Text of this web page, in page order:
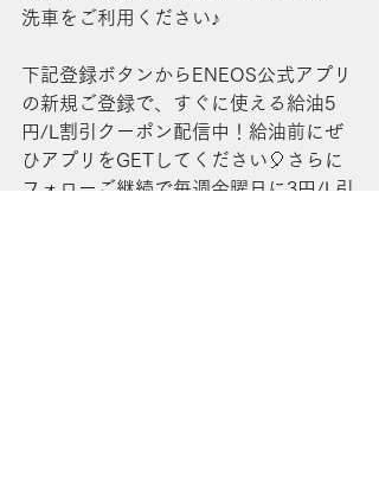
洗車をご利用ください♪
下記登録ボタンからENEOS公式アプリ
の新規ご登録で、すぐに使える給油5
円/L割引クーポン配信中！給油前にぜ
ひアプリをGETしてください🎈さらに
フォローご継続で毎週金曜日に3円/L引